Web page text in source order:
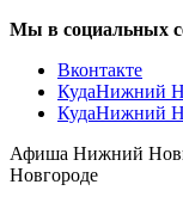
Мы в социальных
Вконтакте
КудаНижний
КудаНижний
Афиша Нижний
Новгороде